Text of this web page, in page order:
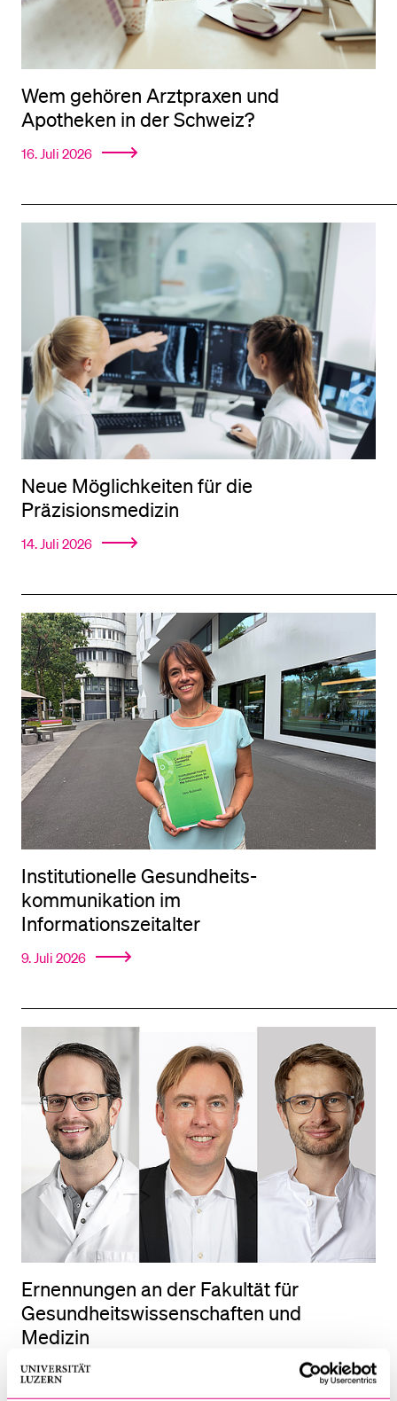
Wem gehören Arztpraxen und
Apotheken in der Schweiz?
16. Juli 2026
Neue Möglichkeiten für die
Präzisionsmedizin
14. Juli 2026
Institutionelle Gesundheits­
kommunikation im
Informationszeitalter
9. Juli 2026
Ernennungen an der Fakultät für
Gesundheitswissen­­­schaften und
Medizin
8. Juli 2026